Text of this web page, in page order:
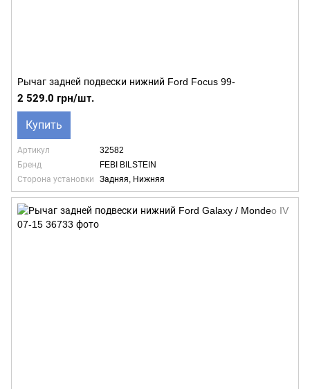
Рычаг задней подвески нижний Ford Focus 99-
2 529.0 грн/шт.
Купить
Артикул
32582
Бренд
FEBI BILSTEIN
Сторона установки
Задняя, Нижняя